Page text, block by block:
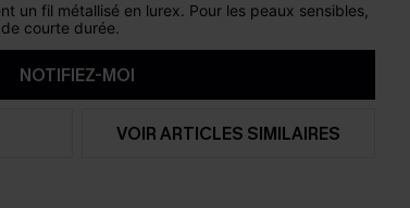
un fil métallisé en lurex. Pour les peaux sensibles,
courte durée.
NOTIFIEZ-MOI
VOIR ARTICLES SIMILAIRES